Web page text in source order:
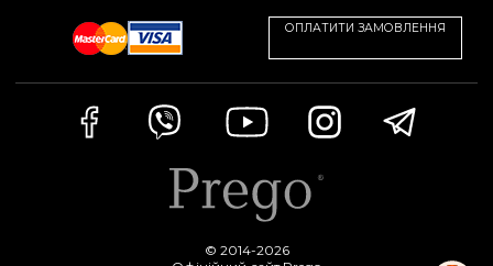
ОПЛАТИТИ ЗАМОВЛЕННЯ
© 2014-2026